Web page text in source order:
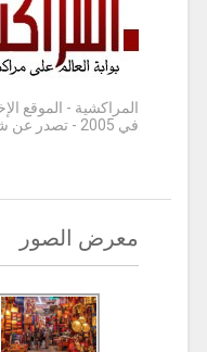
المراكشية - الموقع
في 2005 - تصدر عن شركة IMAR MED-SARL
معرض الصور